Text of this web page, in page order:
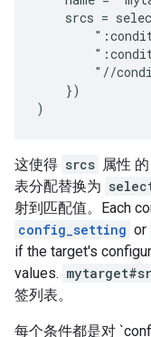
srcs =
"//
    })
这使得 srcs 属性 的
表分配替换为
射到匹配值。Each
config_setting or
if the target's
values.
签列表。
每个条件都是对